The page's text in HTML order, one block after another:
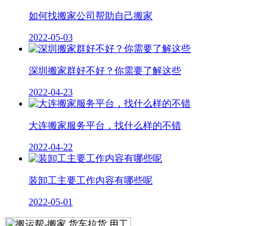
如何找搬家公司帮助自己搬家
2022-05-03
深圳搬家群好不好？你需要了解这些
2022-04-23
大连搬家服务平台，找什么样的不错
2022-04-22
装卸工主要工作内容有哪些呢
2022-05-01